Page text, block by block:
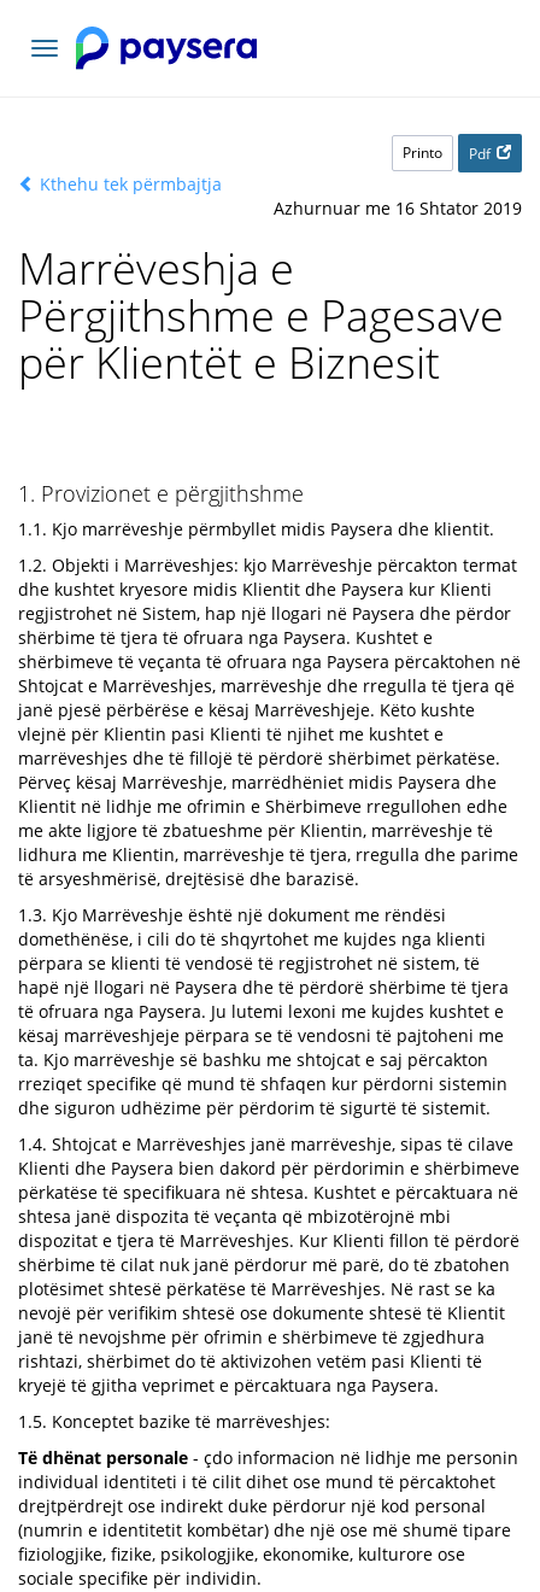
Navigacioni
toggle
Printo Pdf
Kthehu tek përmbajtja
Azhurnuar me 16 Shtator 2019
Marrëveshja e
Përgjithshme e Pagesave
për Klientët e Biznesit
1. Provizionet e përgjithshme
1.1. Kjo marrëveshje përmbyllet midis Paysera dhe klientit.
1.2. Objekti i Marrëveshjes: kjo Marrëveshje përcakton termat
dhe kushtet kryesore midis Klientit dhe Paysera kur Klienti
regjistrohet në Sistem, hap një llogari në Paysera dhe përdor
shërbime të tjera të ofruara nga Paysera. Kushtet e
shërbimeve të veçanta të ofruara nga Paysera përcaktohen në
Shtojcat e Marrëveshjes, marrëveshje dhe rregulla të tjera që
janë pjesë përbërëse e kësaj Marrëveshjeje. Këto kushte
vlejnë për Klientin pasi Klienti të njihet me kushtet e
marrëveshjes dhe të fillojë të përdorë shërbimet përkatëse.
Përveç kësaj Marrëveshje, marrëdhëniet midis Paysera dhe
Klientit në lidhje me ofrimin e Shërbimeve rregullohen edhe
me akte ligjore të zbatueshme për Klientin, marrëveshje të
lidhura me Klientin, marrëveshje të tjera, rregulla dhe parime
të arsyeshmërisë, drejtësisë dhe barazisë.
1.3. Kjo Marrëveshje është një dokument me rëndësi
domethënëse, i cili do të shqyrtohet me kujdes nga klienti
përpara se klienti të vendosë të regjistrohet në sistem, të
hapë një llogari në Paysera dhe të përdorë shërbime të tjera
të ofruara nga Paysera. Ju lutemi lexoni me kujdes kushtet e
kësaj marrëveshjeje përpara se të vendosni të pajtoheni me
ta. Kjo marrëveshje së bashku me shtojcat e saj përcakton
rreziqet specifike që mund të shfaqen kur përdorni sistemin
dhe siguron udhëzime për përdorim të sigurtë të sistemit.
1.4. Shtojcat e Marrëveshjes janë marrëveshje, sipas të cilave
Klienti dhe Paysera bien dakord për përdorimin e shërbimeve
përkatëse të specifikuara në shtesa. Kushtet e përcaktuara në
shtesa janë dispozita të veçanta që mbizotërojnë mbi
dispozitat e tjera të Marrëveshjes. Kur Klienti fillon të përdorë
shërbime të cilat nuk janë përdorur më parë, do të zbatohen
plotësimet shtesë përkatëse të Marrëveshjes. Në rast se ka
nevojë për verifikim shtesë ose dokumente shtesë të Klientit
janë të nevojshme për ofrimin e shërbimeve të zgjedhura
rishtazi, shërbimet do të aktivizohen vetëm pasi Klienti të
kryejë të gjitha veprimet e përcaktuara nga Paysera.
1.5. Konceptet bazike të marrëveshjes:
Të dhënat personale - çdo informacion në lidhje me personin
individual identiteti i të cilit dihet ose mund të përcaktohet
drejtpërdrejt ose indirekt duke përdorur një kod personal
(numrin e identitetit kombëtar) dhe një ose më shumë tipare
fiziologjike, fizike, psikologjike, ekonomike, kulturore ose
sociale specifike për individin.